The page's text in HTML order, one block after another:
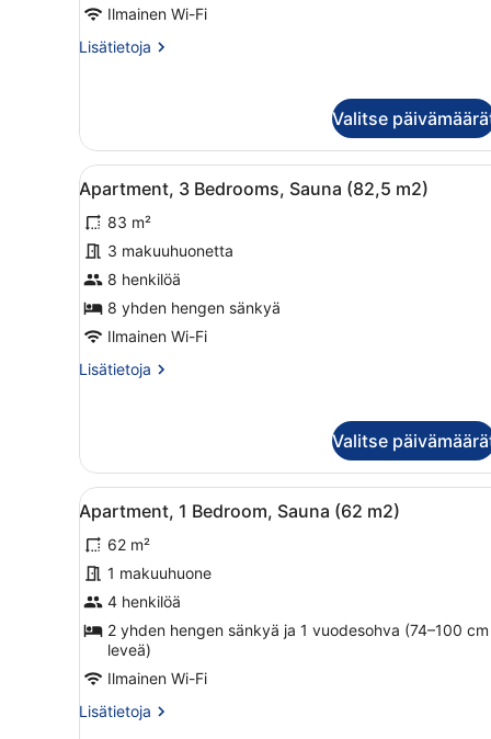
m2)
Ilmainen Wi-Fi
Lisätietoja
Lisätietoja
Sauna
(43,5
m2)
Valitse
Avaa
kaikki
huonetyypin
Apartment,
3
Bedrooms,
Sauna
m2)
Suuri, yhden kerroksen
8
Apartment, 3 Bedrooms, Sauna (82,5 m2)
83 m²
3 makuuhuonetta
8 henkilöä
8 yhden hengen sänkyä
Ilmainen Wi-Fi
Lisätietoja
Lisätietoja
Sauna
(82,5
m2)
Valitse
Avaa
kaikki
huonetyypin
Apartment,
1
Bedroom,
Sauna
(62
m2)
kuvat
Rivi moderneja, useita
7
Apartment, 1 Bedroom, Sauna (62 m2)
62 m²
1 makuuhuone
4 henkilöä
2 yhden hengen sänkyä ja 1 vuodesohva (74–100 cm
leveä)
Ilmainen Wi-Fi
Lisätietoja
Lisätietoja